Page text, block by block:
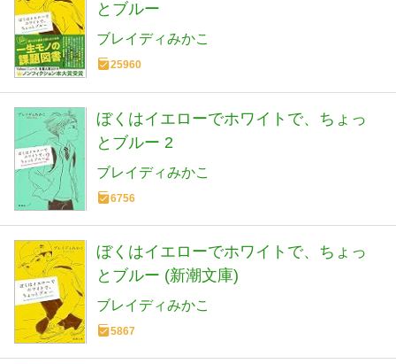
とブルー
ブレイディみかこ
25960
ぼくはイエローでホワイトで、ちょっ
とブルー 2
ブレイディみかこ
6756
ぼくはイエローでホワイトで、ちょっ
とブルー (新潮文庫)
ブレイディみかこ
5867